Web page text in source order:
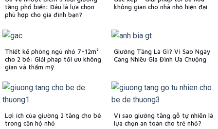
tầng phổ biến: Đâu là lựa chọn
phù hợp cho gia đình bạn?
không gian cho nhà nhỏ hiện đại
Thiết kế phòng ngủ nhỏ 7–12m²
cho 2 bé: Giải pháp tối ưu không
gian và thẩm mỹ
Giường Tầng Là Gì? Vì Sao Ngày
Càng Nhiều Gia Đình Ưa Chuộng
Lợi ích của giường 2 tầng cho bé
trong căn hộ nhỏ
Vì sao giường tầng gỗ tự nhiên là
lựa chọn an toàn cho trẻ nhỏ?